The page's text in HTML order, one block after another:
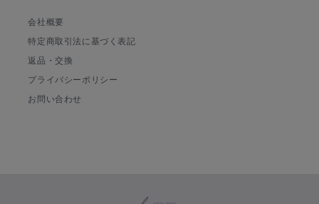
会社概要
特定商取引法に基づく表記
返品・交換
プライバシーポリシー
お問い合わせ